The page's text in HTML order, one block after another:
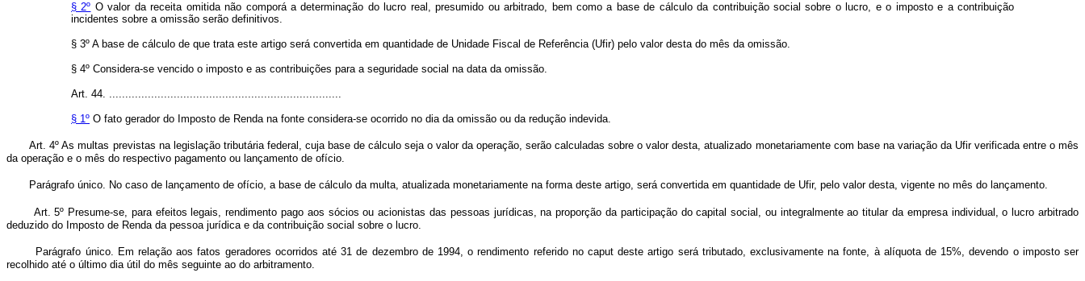
§ 2º O valor da receita omitida não comporá a determinação do lucro real, presumido ou arbitrado, bem como a base de cálculo da contribuição social sobre o lucro, e o imposto e a contribuição
incidentes sobre a omissão serão definitivos.
§ 3º A base de cálculo de que trata este artigo será convertida em quantidade de Unidade Fiscal de Referência (Ufir) pelo valor desta do mês da omissão.
§ 4º Considera-se vencido o imposto e as contribuições para a seguridade social na data da omissão.
Art. 44. ........................................................................
§ 1º O fato gerador do Imposto de Renda na fonte considera-se ocorrido no dia da omissão ou da redução indevida.
Art. 4º As multas previstas na legislação tributária federal, cuja base de cálculo seja o valor da operação, serão calculadas sobre o valor desta, atualizado monetariamente com base na variação da Ufir verificada entre o mês
da operação e o mês do respectivo pagamento ou lançamento de ofício.
Parágrafo único. No caso de lançamento de ofício, a base de cálculo da multa, atualizada monetariamente na forma deste artigo, será convertida em quantidade de Ufir, pelo valor desta, vigente no mês do lançamento.
Art. 5º Presume-se, para efeitos legais, rendimento pago aos sócios ou acionistas das pessoas jurídicas, na proporção da participação do capital social, ou integralmente ao titular da empresa individual, o lucro arbitrado
deduzido do Imposto de Renda da pessoa jurídica e da contribuição social sobre o lucro.
Parágrafo único. Em relação aos fatos geradores ocorridos até 31 de dezembro de 1994, o rendimento referido no caput deste artigo será tributado, exclusivamente na fonte, à alíquota de 15%, devendo o imposto ser
recolhido até o último dia útil do mês seguinte ao do arbitramento.